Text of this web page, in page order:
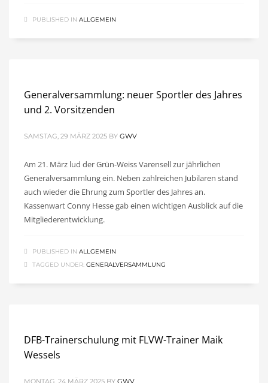
PUBLISHED IN ALLGEMEIN
Generalversammlung: neuer Sportler des Jahres
und 2. Vorsitzenden
SAMSTAG, 29 MÄRZ 2025 BY GWV
Am 21. März lud der Grün-Weiss Varensell zur jährlichen
Generalversammlung ein. Neben zahlreichen Jubilaren stand
auch wieder die Ehrung zum Sportler des Jahres an.
Kassenwart Conny Hesse gab einen wichtigen Ausblick auf die
Mitgliederentwicklung.
PUBLISHED IN ALLGEMEIN
TAGGED UNDER: GENERALVERSAMMLUNG
DFB-Trainerschulung mit FLVW-Trainer Maik
Wessels
MONTAG, 24 MÄRZ 2025 BY GWV